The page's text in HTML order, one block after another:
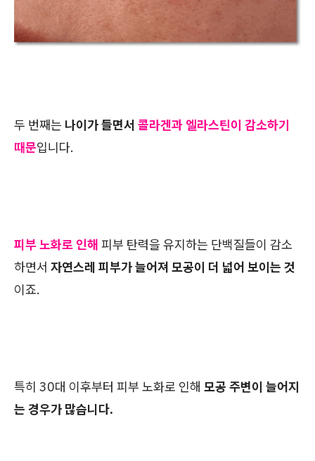
두 번째는 나이가 들면서 콜라겐과 엘라스틴이 감소하기
때문입니다.
피부 노화로 인해 피부 탄력을 유지하는 단백질들이 감소
하면서 자연스레 피부가 늘어져 모공이 더 넓어 보이는 것
이죠.
특히 30대 이후부터 피부 노화로 인해 모공 주변이 늘어지
는 경우가 많습니다.